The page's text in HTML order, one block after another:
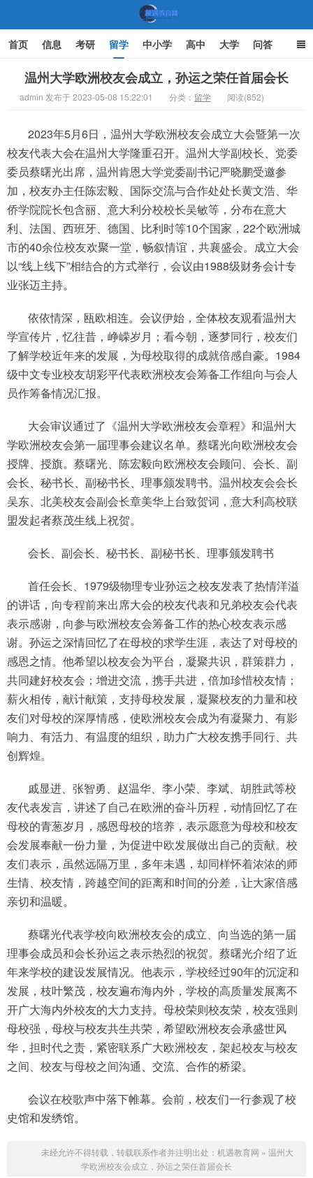
首页 信息 考研 留学 中小学 高中 大学 问答
文化 家庭教育
温州大学欧洲校友会成立，孙运之荣任首届会长
admin 发布于 2023-05-08 15:22:01 分类： 留学 阅读(852)
2023年5月6日，温州大学欧洲校友会成立大会暨第一次
校友代表大会在温州大学隆重召开。温州大学副校长、党委
委员蔡曙光出席，温州肯恩大学党委副书记严晓鹏受邀参
加，校友办主任陈宏毅、国际交流与合作处处长黄文浩、华
侨学院院长包含丽、意大利分校校长吴敏等，分布在意大
利、法国、西班牙、德国、比利时等10个国家，22个欧洲城
市的40余位校友欢聚一堂，畅叙情谊，共襄盛会。成立大会
以“线上线下”相结合的方式举行，会议由1988级财务会计专
业张迈主持。
依依情深，瓯欧相连。会议伊始，全体校友观看温州大
学宣传片，忆往昔，峥嵘岁月；看今朝，逐梦同行，校友们
了解学校近年来的发展，为母校取得的成就倍感自豪。1984
级中文专业校友胡彩平代表欧洲校友会筹备工作组向与会人
员作筹备情况汇报。
大会审议通过了《温州大学欧洲校友会章程》和温州大
学欧洲校友会第一届理事会建议名单。蔡曙光向欧洲校友会
授牌、授旗。蔡曙光、陈宏毅向欧洲校友会顾问、会长、副
会长、秘书长、副秘书长、理事颁发聘书。温州校友会会长
吴东、北美校友会副会长章美华上台致贺词，意大利高校联
盟发起者蔡茂生线上祝贺。
会长、副会长、秘书长、副秘书长、理事颁发聘书
首任会长、1979级物理专业孙运之校友发表了热情洋溢
的讲话，向专程前来出席大会的校友代表和兄弟校友会代表
表示感谢，向参与欧洲校友会筹备工作的热心校友表示感
谢。孙运之深情回忆了在母校的求学生涯，表达了对母校的
感恩之情。他希望以校友会为平台，凝聚共识，群策群力，
共同建好校友会；增进交流，携手共进，倍加珍惜校友情；
薪火相传，献计献策，支持母校发展，凝聚校友的力量和校
友们对母校的深厚情感，使欧洲校友会成为有凝聚力、有影
响力、有活力、有温度的组织，助力广大校友携手同行、共
创辉煌。
戚显进、张智勇、赵温华、李小荣、李斌、胡胜武等校
友代表发言，讲述了自己在欧洲的奋斗历程，动情回忆了在
母校的青葱岁月，感恩母校的培养，表示愿意为母校和校友
会发展奉献一份力量，为促进中欧发展做出自己的贡献。校
友们表示，虽然远隔万里，多年未遇，却同样怀着浓浓的师
生情、校友情，跨越空间的距离和时间的分差，让大家倍感
亲切和温暖。
蔡曙光代表学校向欧洲校友会的成立、向当选的第一届
理事会成员和会长孙运之表示热烈的祝贺。蔡曙光介绍了近
年来学校的建设发展情况。他表示，学校经过90年的沉淀和
发展，枝叶繁茂，校友遍布海内外，学校的高质量发展离不
开广大海内外校友的大力支持。母校荣则校友荣，校友强则
母校强，母校与校友共生共荣，希望欧洲校友会承盛世风
华，担时代之责，紧密联系广大欧洲校友，架起校友与校友
之间、校友与母校之间沟通、交流、合作的桥梁。
会议在校歌声中落下帷幕。会前，校友们一行参观了校
史馆和发绣馆。
未经允许不得转载，转载联系作者并注明出处： 机遇教育网 » 温州大
学欧洲校友会成立，孙运之荣任首届会长